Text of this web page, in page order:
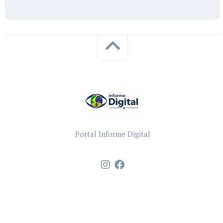
Portal Informe Digital